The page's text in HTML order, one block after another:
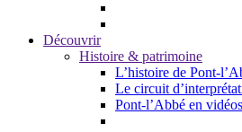
Découvrir
Histoire & patrimoine
L’histoire de Pont-
Le circuit
Pont-l’Abbé en vidéos